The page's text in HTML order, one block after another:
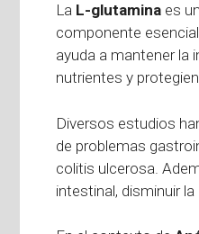
La L-glutamina es
componente
ayuda a mantener la
nutrientes y
Diversos estudios
de problemas
colitis ulcerosa.
intestinal, disminuir